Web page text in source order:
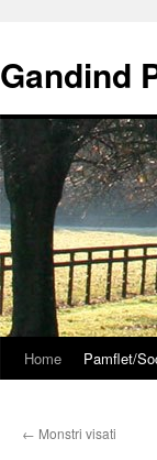
Gandind
Sari
conținut
Home Pamflet/
← Monstri visati